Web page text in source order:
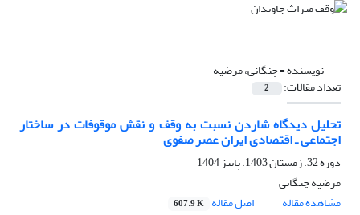
نویسنده =چنگانی، مرضیه
تعداد مقالات: 2
تحلیل دیدگاه شاردن نسبت به وقف و نقش موقوفات در ساختار
اجتماعی ـ اقتصادی ایران عصر صفوی
دوره 32، زمستان 1403، پاییز 1404
مرضیه چنگانی
مشاهده مقاله
اصل مقاله 607.9 K